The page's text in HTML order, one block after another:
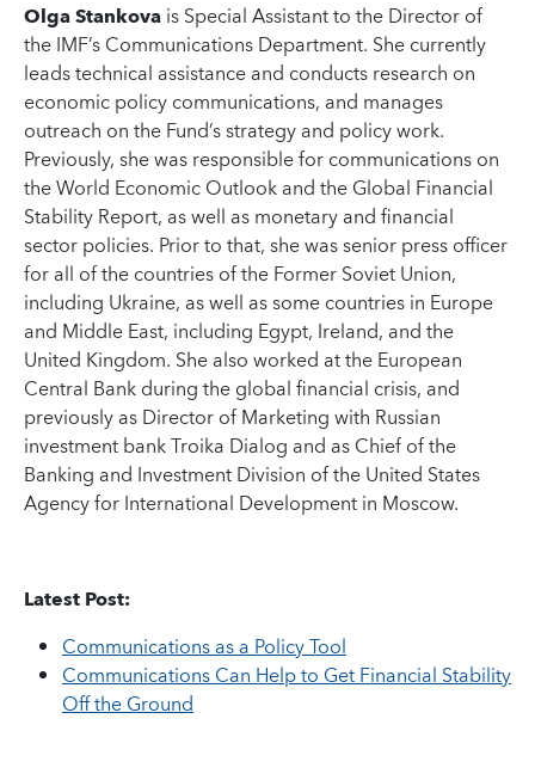
Olga Stankovais Special Assistant to the Director of
the IMF’s Communications Department. She currently
leads technical assistance and conducts research on
economic policy communications, and manages
outreach on the Fund’s strategy and policy work.
Previously, she was responsible for communications on
the World Economic Outlook and the Global Financial
Stability Report, as well as monetary and financial
sector policies. Prior to that, she was senior press officer
for all of the countries of the Former Soviet Union,
including Ukraine, as well as some countries in Europe
and Middle East, including Egypt, Ireland, and the
United Kingdom. She also worked at the European
Central Bank during the global financial crisis, and
previously as Director of Marketing with Russian
investment bank Troika Dialog and as Chief of the
Banking and Investment Division of the United States
Agency for International Development in Moscow.
Latest Post:
Communications as a Policy Tool
Communications Can Help to Get Financial Stability
Off the Ground